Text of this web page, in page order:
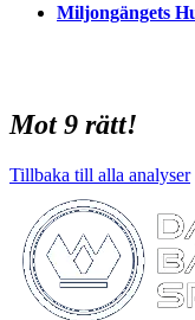
Miljongängets
Mot 9 rätt!
Tillbaka till alla analyser